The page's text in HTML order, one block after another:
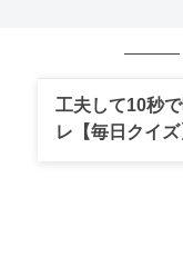
工夫して10秒
レ【毎日クイズ